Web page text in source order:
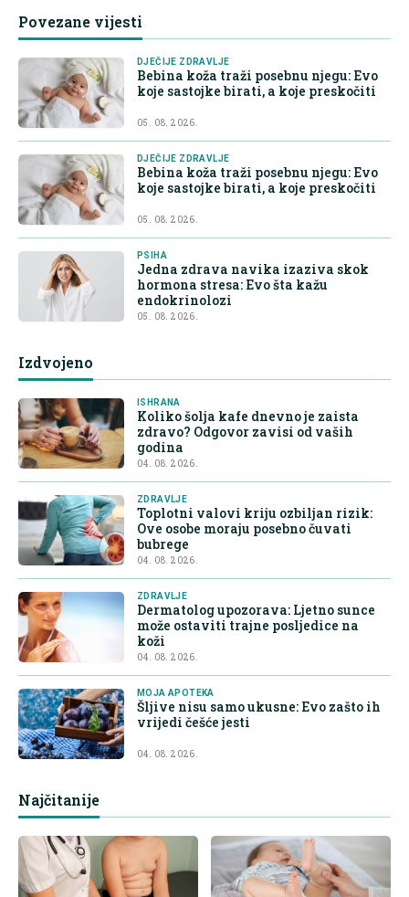
Povezane vijesti
DJEČIJE ZDRAVLJE
Bebina koža traži posebnu njegu: Evo
koje sastojke birati, a koje preskočiti
05. 08. 2026.
DJEČIJE ZDRAVLJE
Bebina koža traži posebnu njegu: Evo
koje sastojke birati, a koje preskočiti
05. 08. 2026.
PSIHA
Jedna zdrava navika izaziva skok
hormona stresa: Evo šta kažu
endokrinolozi
05. 08. 2026.
Izdvojeno
ISHRANA
Koliko šolja kafe dnevno je zaista
zdravo? Odgovor zavisi od vaših
godina
04. 08. 2026.
ZDRAVLJE
Toplotni valovi kriju ozbiljan rizik:
Ove osobe moraju posebno čuvati
bubrege
04. 08. 2026.
ZDRAVLJE
Dermatolog upozorava: Ljetno sunce
može ostaviti trajne posljedice na
koži
04. 08. 2026.
MOJA APOTEKA
Šljive nisu samo ukusne: Evo zašto ih
vrijedi češće jesti
04. 08. 2026.
Najčitanije